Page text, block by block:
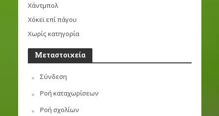
Χάντμπολ
Χόκεϊ επί πάγου
Χωρίς κατηγορία
Μεταστοιχεία
Σύνδεση
Ροή καταχωρίσεων
Ροή σχολίων